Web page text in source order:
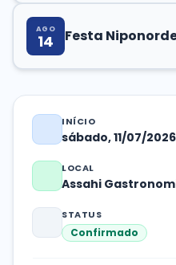
AGO
14 Festa
INÍCIO
sábado, 11/07/2026
LOCAL
Assahi
STATUS
Confirmado